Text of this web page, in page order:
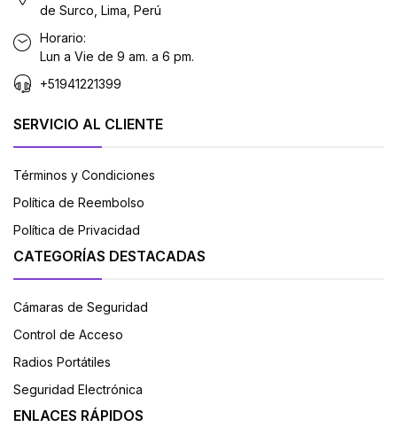
de Surco, Lima, Perú
Horario:
Lun a Vie de 9 am. a 6 pm.
+51941221399
SERVICIO AL CLIENTE
Términos y Condiciones
Política de Reembolso
Política de Privacidad
CATEGORÍAS DESTACADAS
Cámaras de Seguridad
Control de Acceso
Radios Portátiles
Seguridad Electrónica
ENLACES RÁPIDOS